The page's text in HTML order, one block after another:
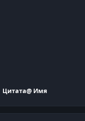
Цитата@ Имя